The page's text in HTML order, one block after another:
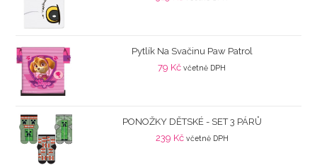
Pytlík Na Svačinu Paw Patrol
79 Kč včetně DPH
PONOŽKY DĚTSKÉ - SET 3 PÁRŮ
239 Kč včetně DPH